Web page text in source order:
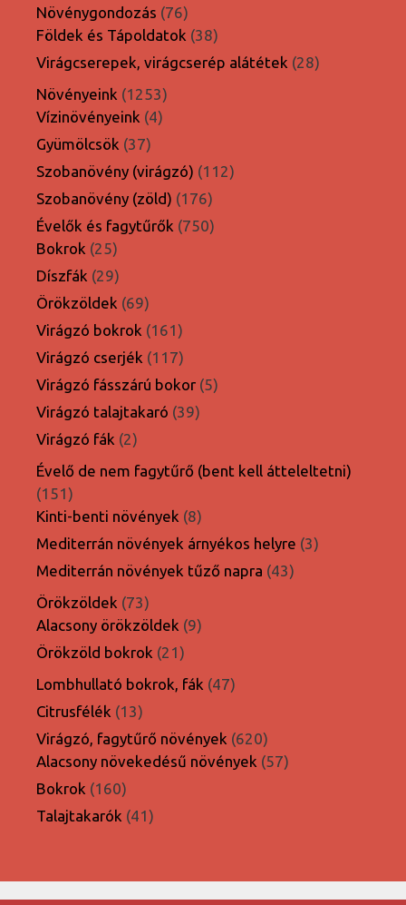
termék
Növénygondozás 7676
termék
Földek és Tápoldatok 3838
termék
Virágcserepek, virágcserép alátétek 2828
Növényeink 12531253
termék
Vízinövényeink 44
Gyümölcsök 3737
termék
Szobanövény (virágzó) 112112
Szobanövény (zöld) 176176
termék
Évelők és fagytűrők 750750
Bokrok 2525
termék
Díszfák 2929
termék
Örökzöldek 6969
termék
Virágzó bokrok 161161
termék
Virágzó cserjék 117117
termék
Virágzó fásszárú bokor 55
Virágzó talajtakaró 3939
Virágzó fák 22
termék
Évelő de nem fagytűrő (bent kell átteleltetni)
151151
termék
Kinti-benti növények 88
termék
Mediterrán növények árnyékos helyre 33
Mediterrán növények tűző napra 4343
Örökzöldek 7373
termék
Alacsony örökzöldek 99
Örökzöld bokrok 2121
termék
Lombhullató bokrok, fák 4747
Citrusfélék 1313
termék
Virágzó, fagytűrő növények 620620
termék
Alacsony növekedésű növények 5757
Bokrok 160160
termék
Talajtakarók 4141